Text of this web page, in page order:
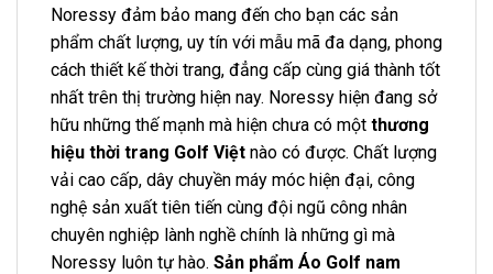
Noressy đảm bảo mang đến cho bạn các sản
phẩm chất lượng, uy tín với mẫu mã đa dạng, phong
cách thiết kế thời trang, đẳng cấp cùng giá thành tốt
nhất trên thị trường hiện nay. Noressy hiện đang sở
hữu những thế mạnh mà hiện chưa có một thương
hiệu thời trang Golf Việt nào có được. Chất lượng
vải cao cấp, dây chuyền máy móc hiện đại, công
nghệ sản xuất tiên tiến cùng đội ngũ công nhân
chuyên nghiệp lành nghề chính là những gì mà
Noressy luôn tự hào. Sản phẩm Áo Golf nam